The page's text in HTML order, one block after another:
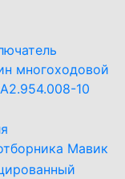
многоходовой
10
Мавик